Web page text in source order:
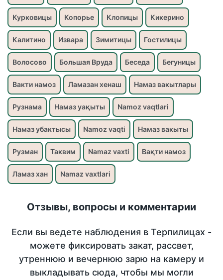
Курковицы Копорье Клопицы Кикерино
Калитино Извара Зимитицы Гостилицы
Волосово Большая Вруда Беседа Бегуницы
Вакти намоз Ламазан хенаш Намаз вакытлары
Рузнама Намаз уақыты Namoz vaqtlari
Намаз убактысы Namoz vaqti Намаз вакыты
Рузман Таквим Namaz vaxti Вақти намоз
Ламаз хан Namaz vaxtlari
Отзывы, вопросы и комментарии
Если вы ведете наблюдения в Терпилицах -
можете фиксировать закат, рассвет,
утреннюю и вечернюю зарю на камеру и
выкладывать сюда, чтобы мы могли